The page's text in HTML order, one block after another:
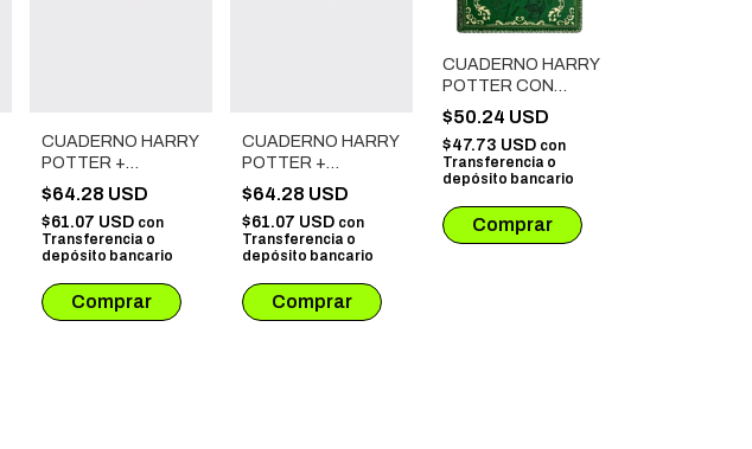
CUADERNO HARRY
POTTER +
BOLIGRAFO +
MARCA PAGINAS
CON FORMA DE
PLUMA
$64.28 USD
$61.07 USD con
Transferencia o
depósito bancario
CUADERNO HARRY
POTTER +
BOLIGRAFO +
MARCA PAGINAS
CON FORMA DE
PLUMA
$64.28 USD
$61.07 USD con
Transferencia o
depósito bancario
CUADERNO HARRY
POTTER CON
CANDADO CON
CLAVE SLYTHERIN
$50.24 USD
$47.73 USD con
Transferencia o
depósito bancario